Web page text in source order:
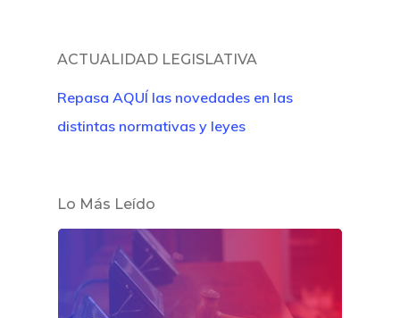
ACTUALIDAD LEGISLATIVA
Repasa AQUÍ las novedades en las
distintas normativas y leyes
Lo Más Leído